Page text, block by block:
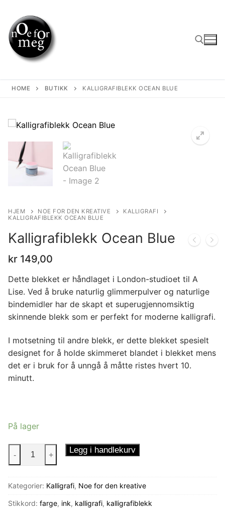
content
HOME BUTIKK KALLIGRAFIBLEKK OCEAN BLUE
HJEM NOE FOR DEN KREATIVE
KALLIGRAFI
KALLIGRAFIBLEKK OCEAN BLUE
Kalligrafiblekk Ocean Blue
kr 149,00
Dette blekket er håndlaget i London-studioet til A
Lise. Ved å bruke naturlig glimmerpulver og naturlige
bindemidler har de skapt et superugjennomsiktig
skinnende blekk som er perfekt for moderne kalligrafi.
I motsetning til andre blekk, er dette blekket spesielt
designet for å holde skimmeret blandet i blekket mens
det er i bruk for å unngå å måtte ristes hvert 10.
minutt.
På lager
Kalligrafiblekk
Ocean
antall
- + Legg i handlekurv
Kategorier: Kalligrafi, Noe for den kreative
Stikkord: farge, ink, kalligrafi, kalligrafiblekk